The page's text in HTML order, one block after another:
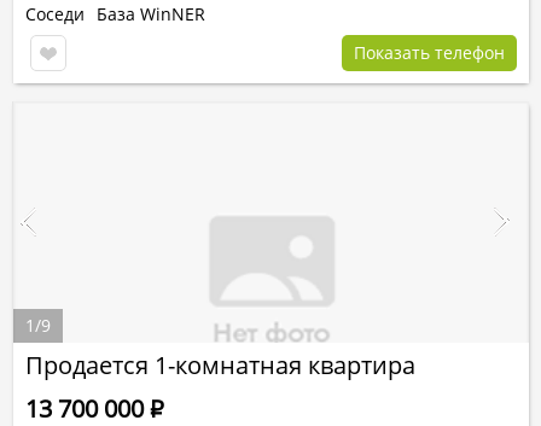
Соседи
База WinNER
Показать телефон
Продается 1-комнатная квартира
13 700 000Р
1/9